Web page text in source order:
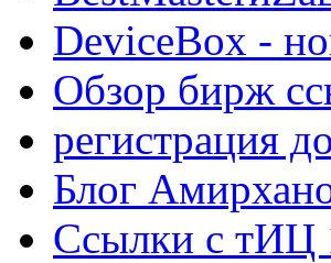
DeviceBox -
Обзор бирж
регистрация
Блог
Ссылки с тИЦ